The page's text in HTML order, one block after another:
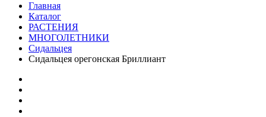
Главная
Каталог
РАСТЕНИЯ
МНОГОЛЕТНИКИ
Сидальцея
Сидальцея орегонская Бриллиант